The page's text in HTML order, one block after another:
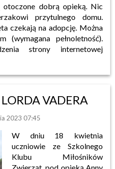
dobrą opieką. Nic
przytulnego domu.
czekają na adopcję. Można
(wymagana pełnoletność).
strony internetowej
VADERA
2023 07:45
W dniu 18 kwietnia
uczniowie ze Szkolnego
Klubu Miłośników